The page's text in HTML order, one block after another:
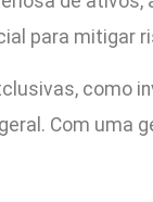
para mitigar
como
Com